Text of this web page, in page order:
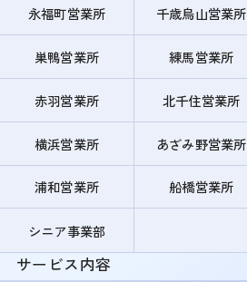
永福町営業所 千歳烏山営業所
巣鴨営業所 練馬営業所
赤羽営業所 北千住営業所
横浜営業所 あざみ野営業所
浦和営業所 船橋営業所
シニア事業部
サービス内容